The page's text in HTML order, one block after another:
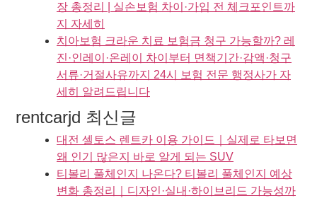
장 총정리 | 실손보험 차이·가입 전 체크포인트까
지 자세히
치아보험 크라운 치료 보험금 청구 가능할까? 레
진·인레이·온레이 차이부터 면책기간·감액·청구
서류·거절사유까지 24시 보험 전문 행정사가 자
세히 알려드립니다
rentcarjd 최신글
대전 셀토스 렌트카 이용 가이드｜실제로 타보면
왜 인기 많은지 바로 알게 되는 SUV
티볼리 풀체인지 나온다? 티볼리 풀체인지 예상
변화 총정리｜디자인·실내·하이브리드 가능성까